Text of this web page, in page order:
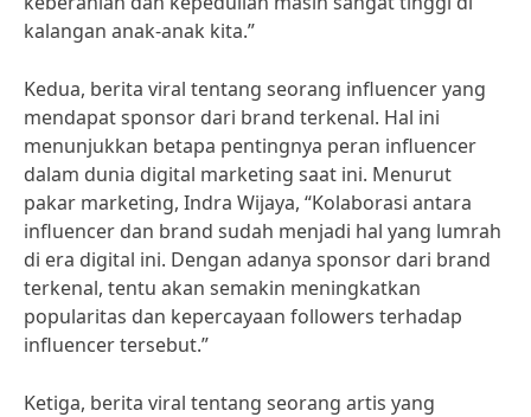
kalangan anak-anak kita.”
Kedua, berita viral tentang seorang influencer yang
mendapat sponsor dari brand terkenal. Hal ini
menunjukkan betapa pentingnya peran influencer
dalam dunia digital marketing saat ini. Menurut
pakar marketing, Indra Wijaya, “Kolaborasi antara
influencer dan brand sudah menjadi hal yang lumrah
di era digital ini. Dengan adanya sponsor dari brand
terkenal, tentu akan semakin meningkatkan
popularitas dan kepercayaan followers terhadap
influencer tersebut.”
Ketiga, berita viral tentang seorang artis yang